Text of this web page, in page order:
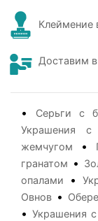
Клеймение
Доставим
• Серьги с
Украшения с
жемчугом
•
гранатом •
опалами
•
Овнов •
• Украшения